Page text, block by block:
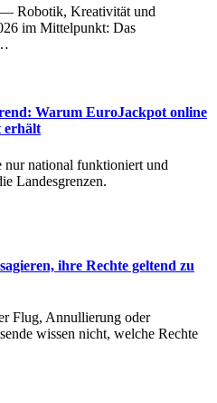
Robotik, Kreativität und
im Mittelpunkt: Das
Warum EuroJackpot online
erhält
nur national funktioniert und
Landesgrenzen.
ihre Rechte geltend zu
Flug, Annullierung oder
wissen nicht, welche Rechte